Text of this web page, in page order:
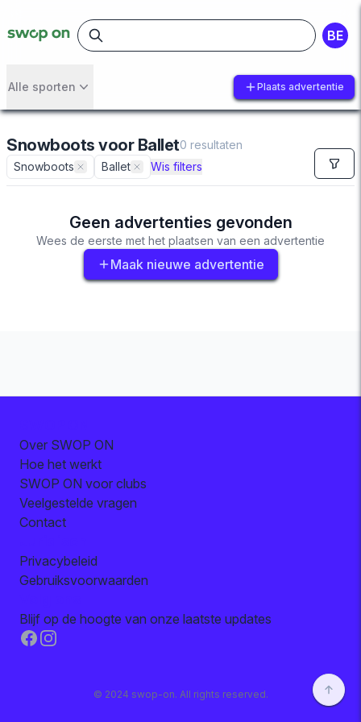
BE
Alle sporten Plaats advertentie
Snowboots voor Ballet0 resultaten
Snowboots
Ballet Wis filters
Geen advertenties gevonden
Wees de eerste met het plaatsen van een advertentie
Maak nieuwe advertentie
Over SWOP ON
Hoe het werkt
SWOP ON voor clubs
Veelgestelde vragen
Contact
Privacybeleid
Gebruiksvoorwaarden
Blijf op de hoogte van onze laatste updates
Facebook
Instagram
© 2024 swop-on. All rights reserved.